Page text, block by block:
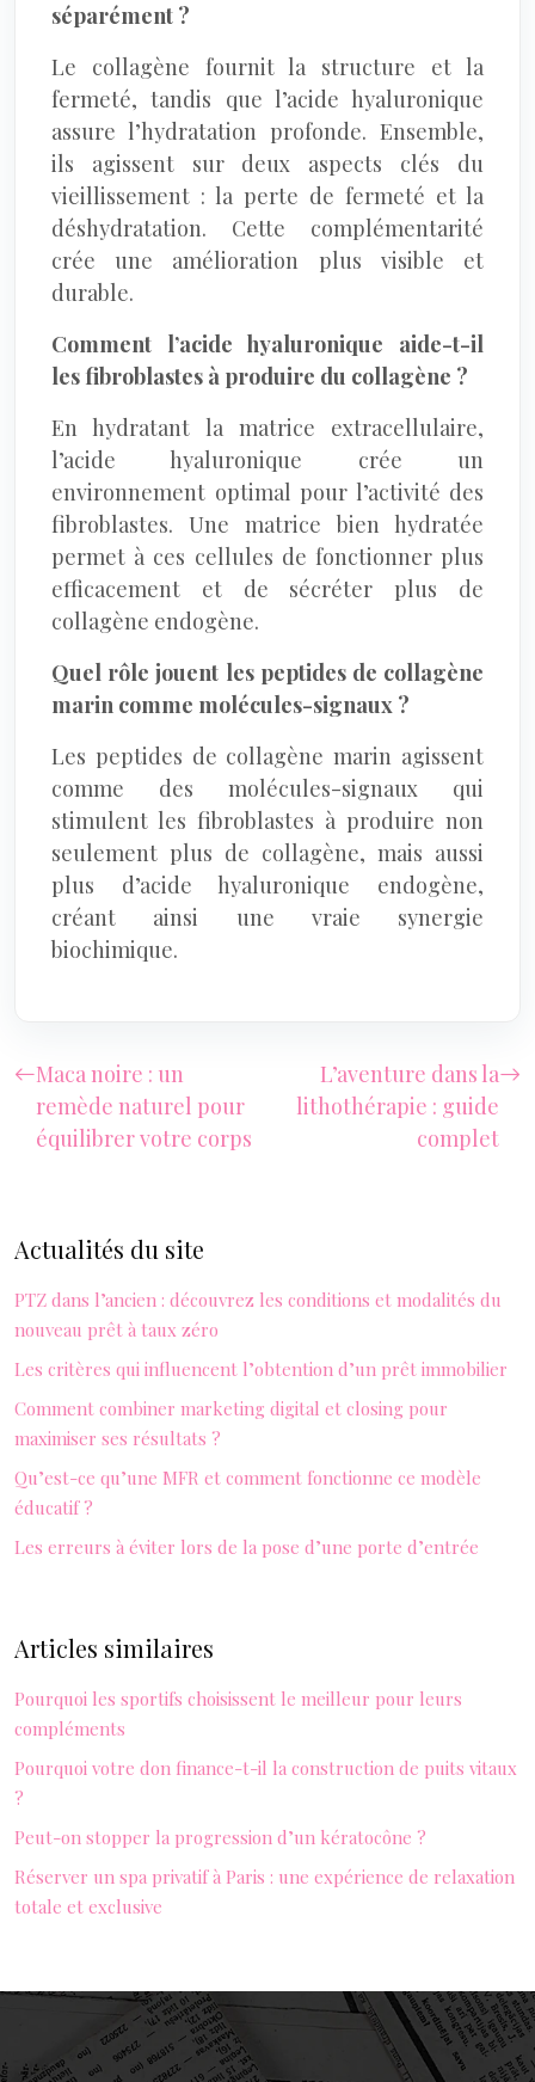
séparément ?
Le collagène fournit la structure et la
fermeté, tandis que l’acide hyaluronique
assure l’hydratation profonde. Ensemble,
ils agissent sur deux aspects clés du
vieillissement : la perte de fermeté et la
déshydratation. Cette complémentarité
crée une amélioration plus visible et
durable.
Comment l’acide hyaluronique aide-t-il
les fibroblastes à produire du collagène ?
En hydratant la matrice extracellulaire,
l’acide hyaluronique crée un
environnement optimal pour l’activité des
fibroblastes. Une matrice bien hydratée
permet à ces cellules de fonctionner plus
efficacement et de sécréter plus de
collagène endogène.
Quel rôle jouent les peptides de collagène
marin comme molécules-signaux ?
Les peptides de collagène marin agissent
comme des molécules-signaux qui
stimulent les fibroblastes à produire non
seulement plus de collagène, mais aussi
plus d’acide hyaluronique endogène,
créant ainsi une vraie synergie
biochimique.
Maca noire : un
remède naturel pour
équilibrer votre corps
L’aventure dans la
lithothérapie : guide
complet
Actualités du site
PTZ dans l’ancien : découvrez les conditions et modalités du
nouveau prêt à taux zéro
Les critères qui influencent l’obtention d’un prêt immobilier
Comment combiner marketing digital et closing pour
maximiser ses résultats ?
Qu’est-ce qu’une MFR et comment fonctionne ce modèle
éducatif ?
Les erreurs à éviter lors de la pose d’une porte d’entrée
Articles similaires
Pourquoi les sportifs choisissent le meilleur pour leurs
compléments
Pourquoi votre don finance-t-il la construction de puits vitaux
?
Peut-on stopper la progression d’un kératocône ?
Réserver un spa privatif à Paris : une expérience de relaxation
totale et exclusive